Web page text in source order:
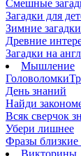
Смешные
Загадки для
Зимние
Древние
Загадки на
Мышление
Головоломки
День знаний
Найди
Всяк сверчок
Убери лишнее
Фразы
Викторины